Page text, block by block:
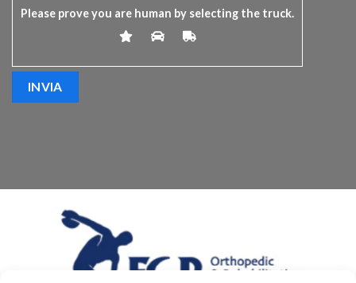
Please prove you are human by selecting the truck.